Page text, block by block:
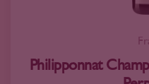
Philipponnat